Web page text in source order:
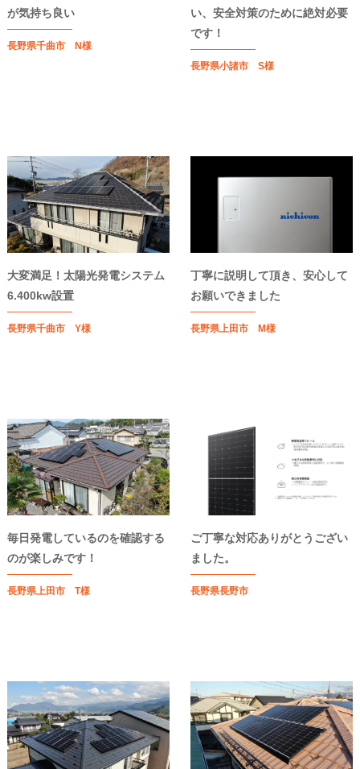
が気持ち良い
長野県千曲市 N様
い、安全対策のために絶対必要
です！
長野県小諸市 S様
大変満足！太陽光発電システム
6.400kw設置
長野県千曲市 Y様
丁寧に説明して頂き、安心して
お願いできました
長野県上田市 M様
毎日発電しているのを確認する
のが楽しみです！
長野県上田市 T様
ご丁寧な対応ありがとうござい
ました。
長野県長野市